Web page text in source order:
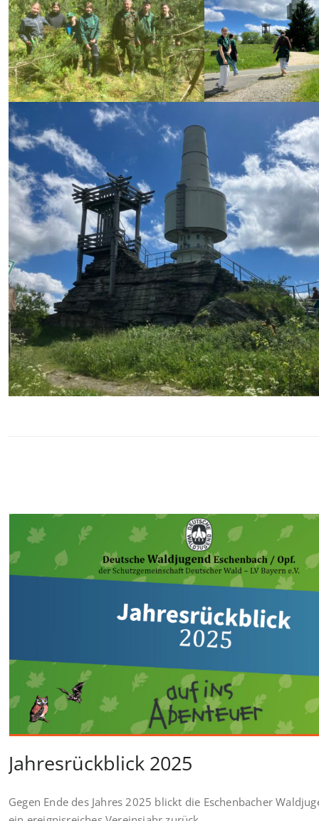
Jahresrückblick 2025
Gegen Ende des Jahres 2025 blickt die Eschenbacher